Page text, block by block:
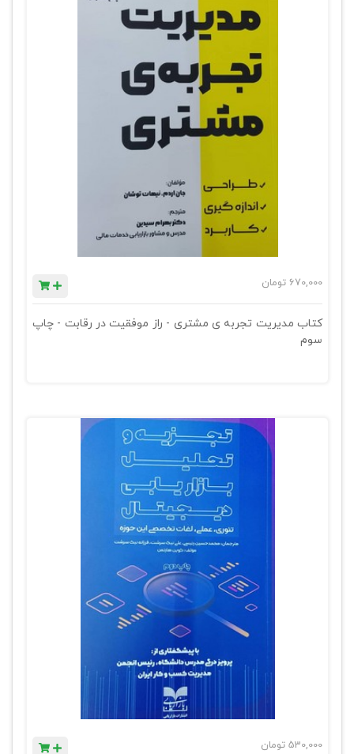
670,000 تومان
کتاب مدیریت تجربه ی مشتری - راز موفقیت در رقابت - چاپ
سوم
530,000 تومان